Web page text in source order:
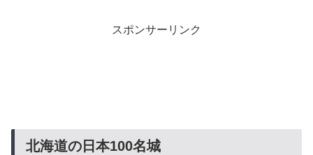
スポンサーリンク
北海道の日本100名城